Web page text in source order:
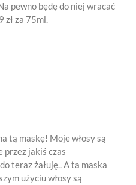
pewno będę do niej wracać
zł za 75ml.
tą maskę! Moje włosy są
przez jakiś czas
teraz żałuję.. A ta maska
użyciu włosy są